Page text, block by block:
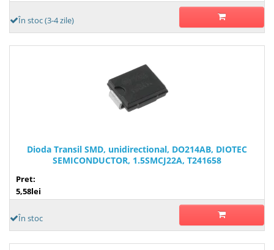
În stoc (3-4 zile)
Dioda Transil SMD, unidirectional, DO214AB, DIOTEC
SEMICONDUCTOR, 1.5SMCJ22A, T241658
Pret:
5,58lei
În stoc